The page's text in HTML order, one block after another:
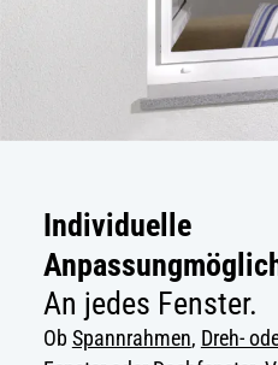
Individuelle
An jedes Fenster.
Ob Spannrahmen, Dreh-